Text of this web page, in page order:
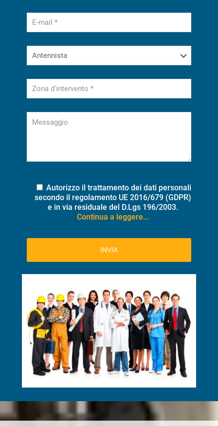
Autorizzo il trattamento dei dati personali
secondo il regolamento UE 2016/679 (GDPR)
e in via residuale del D.Lgs 196/2003.
Continua a leggere...